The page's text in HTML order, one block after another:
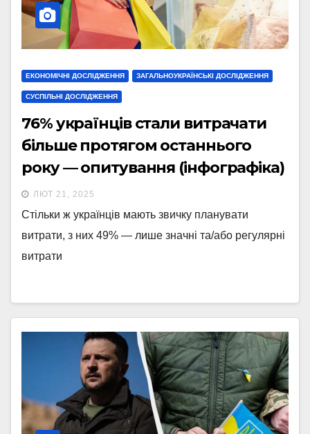
ЕКОНОМІЧНІ ДОСЛІДЖЕННЯ ЗАГАЛЬНОУКРАЇНСЬКІ ДОСЛІДЖЕННЯ
СУСПІЛЬНІ ДОСЛІДЖЕННЯ
76% українців стали витрачати
більше протягом останнього
року — опитування (інфографіка)
ЛЮТ 21, 2025
Стільки ж українців мають звичку планувати
витрати, з них 49% — лише значні та/або регулярні
витрати